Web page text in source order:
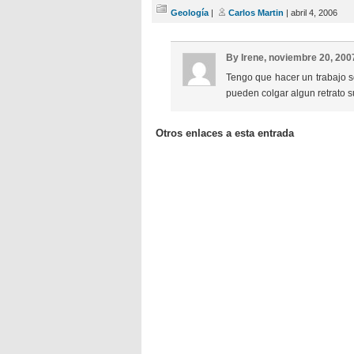
Geología | Carlos Martin | abril 4, 2006
By Irene, noviembre 20,
Tengo que hacer un trabajo
pueden colgar algun retrato
Otros enlaces a esta entrada